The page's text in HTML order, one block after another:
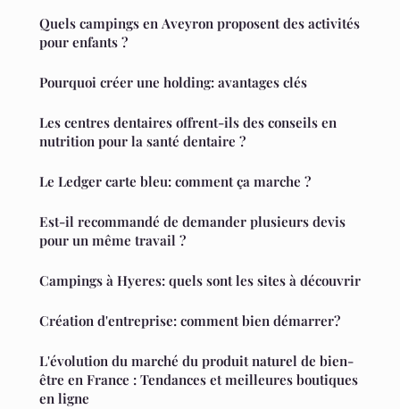
Quels campings en Aveyron proposent des activités
pour enfants ?
Pourquoi créer une holding: avantages clés
Les centres dentaires offrent-ils des conseils en
nutrition pour la santé dentaire ?
Le Ledger carte bleu: comment ça marche ?
Est-il recommandé de demander plusieurs devis
pour un même travail ?
Campings à Hyeres: quels sont les sites à découvrir
Création d'entreprise: comment bien démarrer?
L'évolution du marché du produit naturel de bien-
être en France : Tendances et meilleures boutiques
en ligne